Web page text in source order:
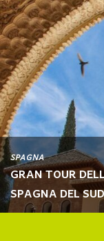
SPAGNA
GRAN TOUR
SPAGNA DEL